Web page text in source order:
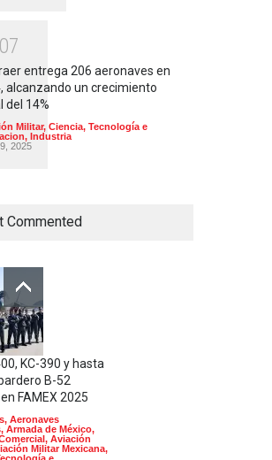
07
entrega 206 aeronaves en
alcanzando un crecimiento
del 14%
Militar, Ciencia, Tecnología e
, Industria
2025
Commented
KC-390 y hasta
B-52
FAMEX 2025
, Aeronaves
, Armada de México,
, Aviación
Militar Mexicana,